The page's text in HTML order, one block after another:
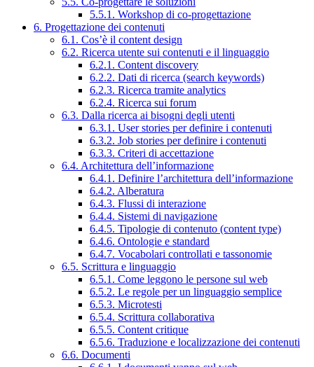
5.5.1. Workshop di co-progettazione
6. Progettazione dei contenuti
6.1. Cos’è il content design
6.2. Ricerca utente sui contenuti e il linguaggio
6.2.1. Content discovery
6.2.2. Dati di ricerca (search keywords)
6.2.3. Ricerca tramite analytics
6.2.4. Ricerca sui forum
6.3. Dalla ricerca ai bisogni degli utenti
6.3.1. User stories per definire i contenuti
6.3.2. Job stories per definire i contenuti
6.3.3. Criteri di accettazione
6.4. Architettura dell’informazione
6.4.1. Definire l’architettura dell’informazione
6.4.2. Alberatura
6.4.3. Flussi di interazione
6.4.4. Sistemi di navigazione
6.4.5. Tipologie di contenuto (content type)
6.4.6. Ontologie e standard
6.4.7. Vocabolari controllati e tassonomie
6.5. Scrittura e linguaggio
6.5.1. Come leggono le persone sul web
6.5.2. Le regole per un linguaggio semplice
6.5.3. Microtesti
6.5.4. Scrittura collaborativa
6.5.5. Content critique
6.5.6. Traduzione e localizzazione dei contenuti
6.6. Documenti